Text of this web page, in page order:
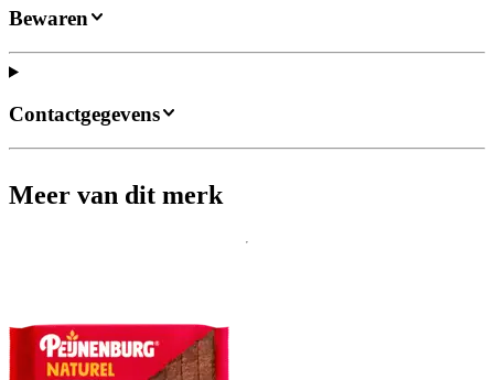
Bewaren
Contactgegevens
Meer van dit merk